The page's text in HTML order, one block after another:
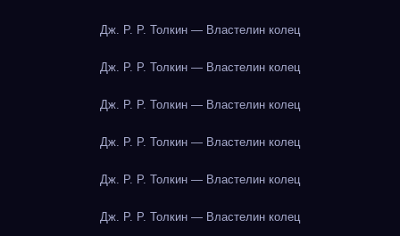
Дж. Р. Р. Толкин — Властелин колец
Дж. Р. Р. Толкин — Властелин колец
Дж. Р. Р. Толкин — Властелин колец
Дж. Р. Р. Толкин — Властелин колец
Дж. Р. Р. Толкин — Властелин колец
Дж. Р. Р. Толкин — Властелин колец